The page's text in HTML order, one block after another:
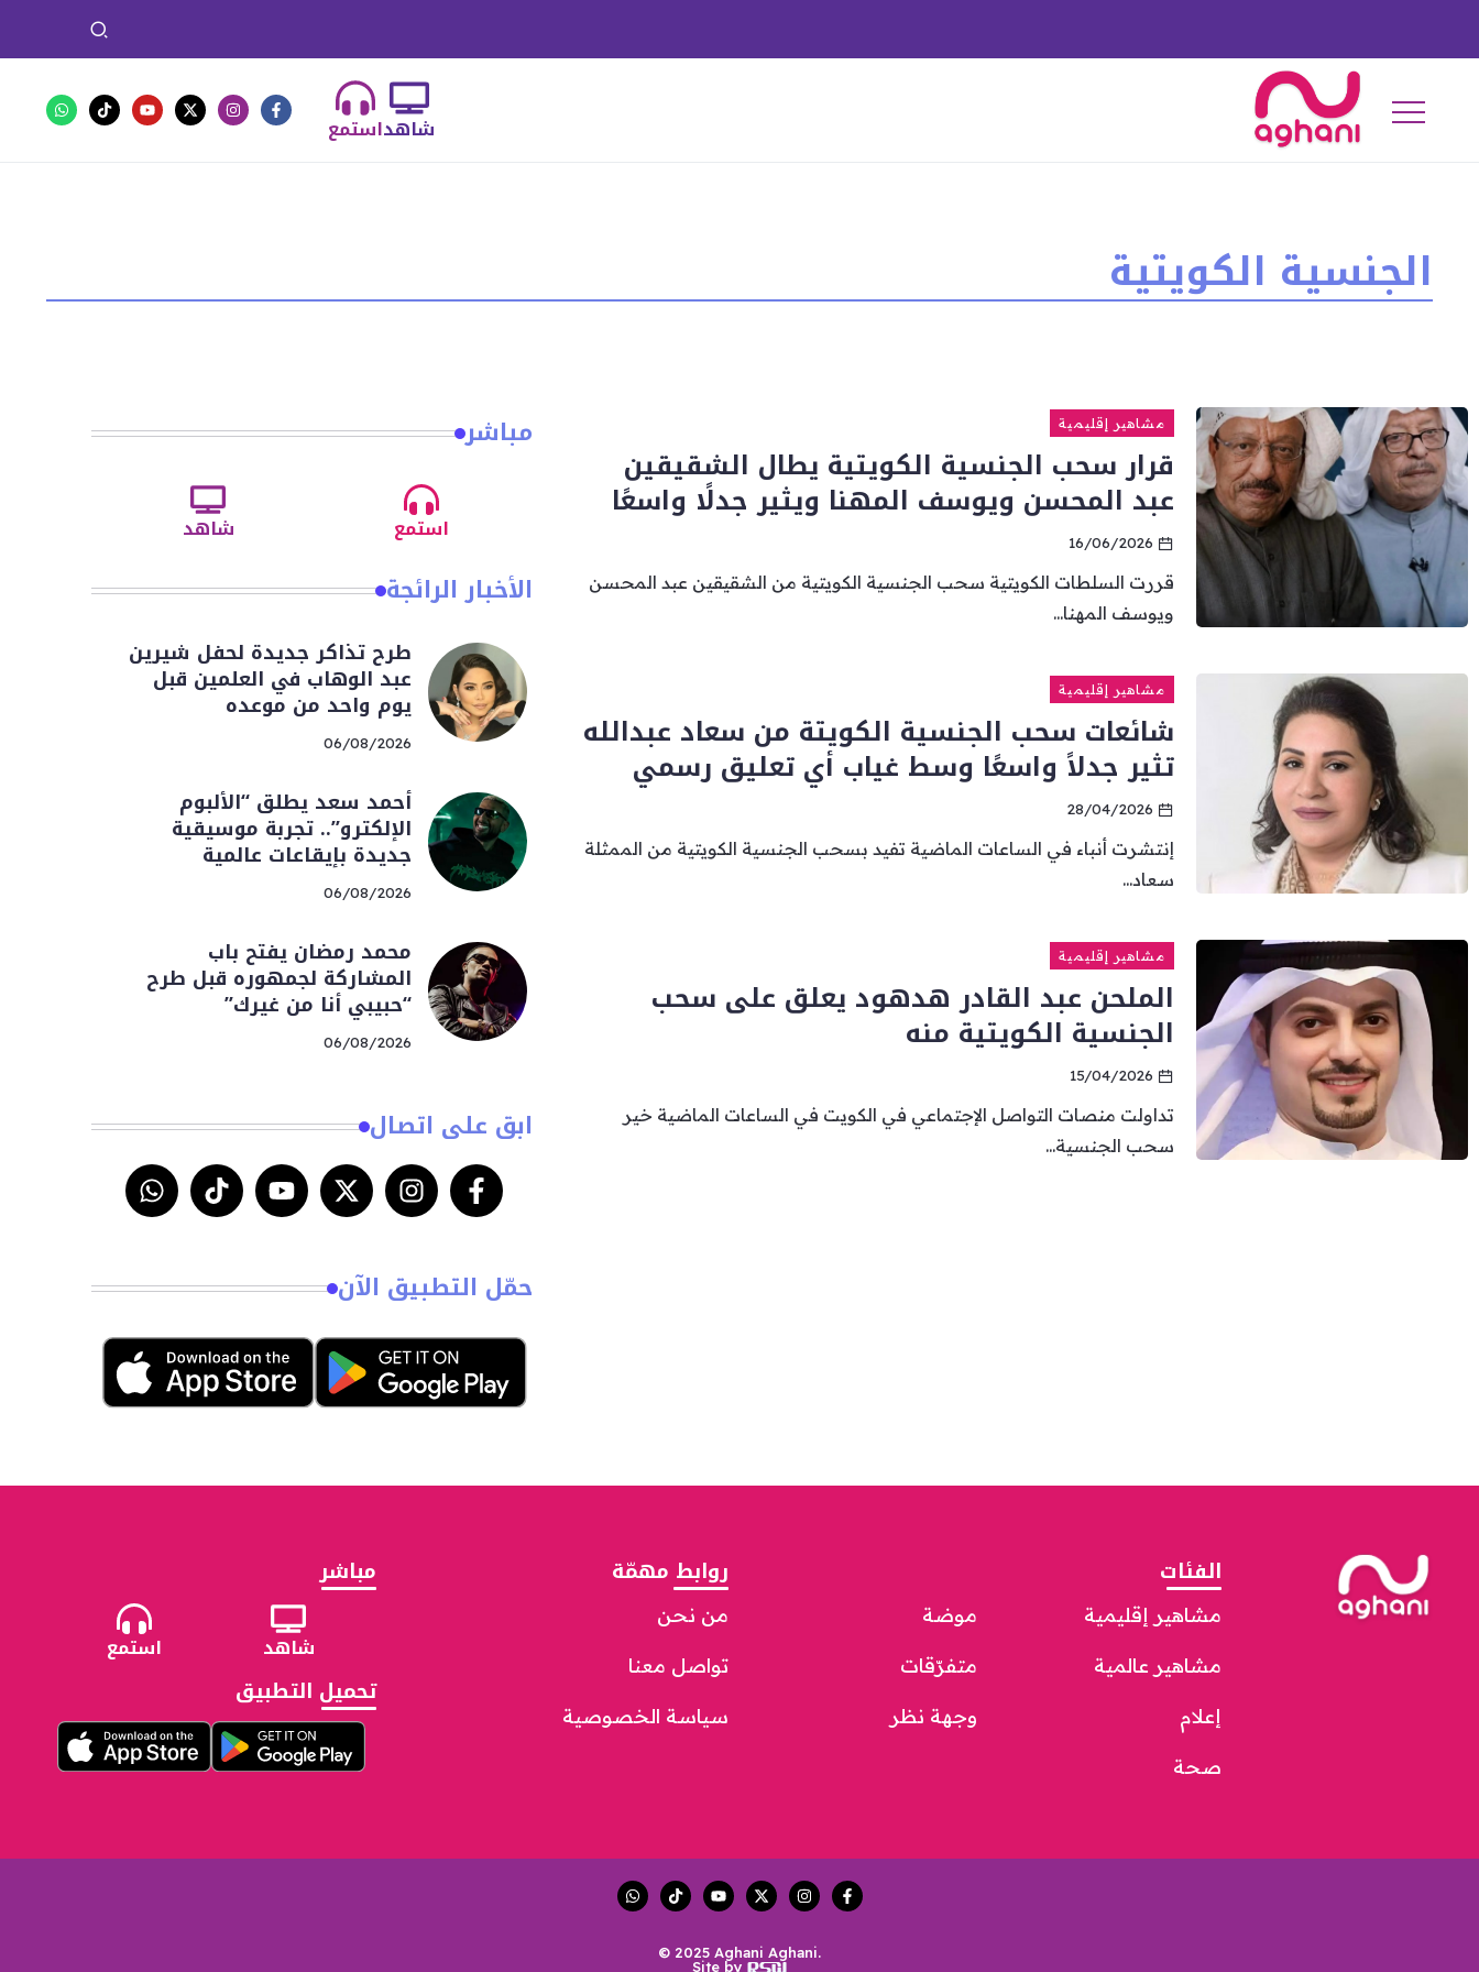
استمعشاهد
الجنسية الكويتية
مشاهير إقليمية
قرار سحب الجنسية الكويتية يطال الشقيقين
عبد المحسن ويوسف المهنا ويثير جدلًا واسعًا
16/06/2026
قررت السلطات الكويتية سحب الجنسية الكويتية من الشقيقين عبد المحسن
ويوسف المهنا...
مشاهير إقليمية
شائعات سحب الجنسية الكويتة من سعاد عبدالله
تثير جدلاً واسعًا وسط غياب أي تعليق رسمي
28/04/2026
إنتشرت أنباء في الساعات الماضية تفيد بسحب الجنسية الكويتية من الممثلة
سعاد...
مشاهير إقليمية
الملحن عبد القادر هدهود يعلق على سحب
الجنسية الكويتية منه
15/04/2026
تداولت منصات التواصل الإجتماعي في الكويت في الساعات الماضية خير
سحب الجنسية...
مباشر
استمع شاهد
الأخبار الرائجة
طرح تذاكر جديدة لحفل شيرين
عبد الوهاب في العلمين قبل
يوم واحد من موعده
06/08/2026
أحمد سعد يطلق “الألبوم
الإلكترو”.. تجربة موسيقية
جديدة بإيقاعات عالمية
06/08/2026
محمد رمضان يفتح باب
المشاركة لجمهوره قبل طرح
“حبيبي أنا من غيرك”
06/08/2026
ابق على اتصال
حمّل التطبيق الآن
الفئات
مشاهير إقليمية
مشاهير عالمية
إعلام
صحة
موضة
متفرّقات
وجهة نظر
روابط مهمّة
من نحن
تواصل معنا
سياسة الخصوصية
مباشر
شاهد استمع
تحميل التطبيق
© 2025 Aghani Aghani.
Site by